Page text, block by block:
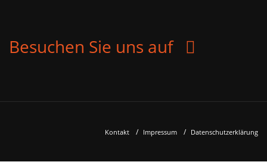
Besuchen Sie uns auf
Kontakt Impressum Datenschutzerklärung